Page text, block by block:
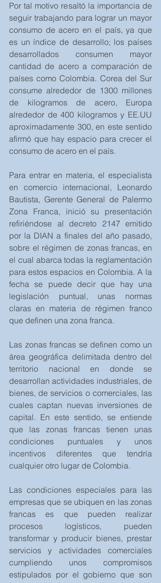
Por tal motivo resaltó la importancia de
seguir trabajando para lograr un mayor
consumo de acero en el país, ya que
es un índice de desarrollo; los países
desarrollados consumen mayor
cantidad de acero a comparación de
países como Colombia. Corea del Sur
consume alrededor de 1300 millones
de kilogramos de acero, Europa
alrededor de 400 kilogramos y EE.UU
aproximadamente 300, en este sentido
afirmó que hay espacio para crecer el
consumo de acero en el país.
Para entrar en materia, el especialista
en comercio internacional, Leonardo
Bautista, Gerente General de Palermo
Zona Franca, inició su presentación
refiriéndose al decreto 2147 emitido
por la DIAN a finales del año pasado,
sobre el régimen de zonas francas, en
el cual abarca todas la reglamentación
para estos espacios en Colombia. A la
fecha se puede decir que hay una
legislación puntual, unas normas
claras en materia de régimen franco
que definen una zona franca.
Las zonas francas se definen como un
área geográfica delimitada dentro del
territorio nacional en donde se
desarrollan actividades industriales, de
bienes, de servicios o comerciales, las
cuales captan nuevas inversiones de
capital. En este sentido, se entiende
que las zonas francas tienen unas
condiciones puntuales y unos
incentivos diferentes que tendría
cualquier otro lugar de Colombia.
Las condiciones especiales para las
empresas que se ubiquen en las zonas
francas es que pueden realizar
procesos logísticos, pueden
transformar y producir bienes, prestar
servicios y actividades comerciales
cumpliendo unos compromisos
estipulados por el gobierno que son